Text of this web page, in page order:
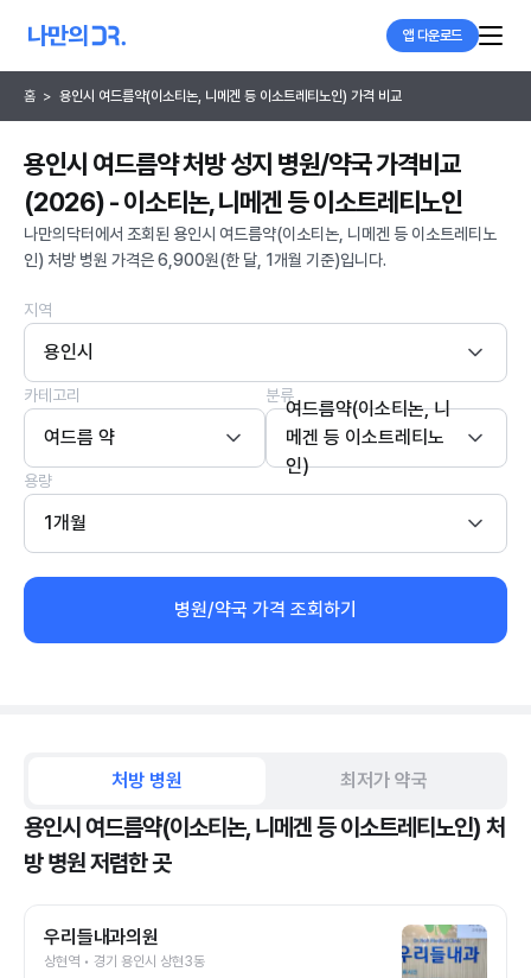
앱 다운로드
홈 > 용인시 여드름약(이소티논, 니메겐 등 이소트레티노인) 가격 비교
용인시 여드름약 처방 성지 병원/약국 가격비교
(2026) - 이소티논, 니메겐 등 이소트레티노인
나만의닥터에서 조회된 용인시 여드름약(이소티논, 니메겐 등 이소트레티노
인) 처방 병원 가격은 6,900원(한 달, 1개월 기준)입니다.
지역
용인시
카테고리
여드름 약
분류
여드름약(이소티논, 니
메겐 등 이소트레티노
인)
용량
1개월
병원/약국 가격 조회하기
처방 병원 최저가 약국
용인시 여드름약(이소티논, 니메겐 등 이소트레티노인) 처
방 병원 저렴한 곳
우리들내과의원
상현역 • 경기 용인시 상현3동